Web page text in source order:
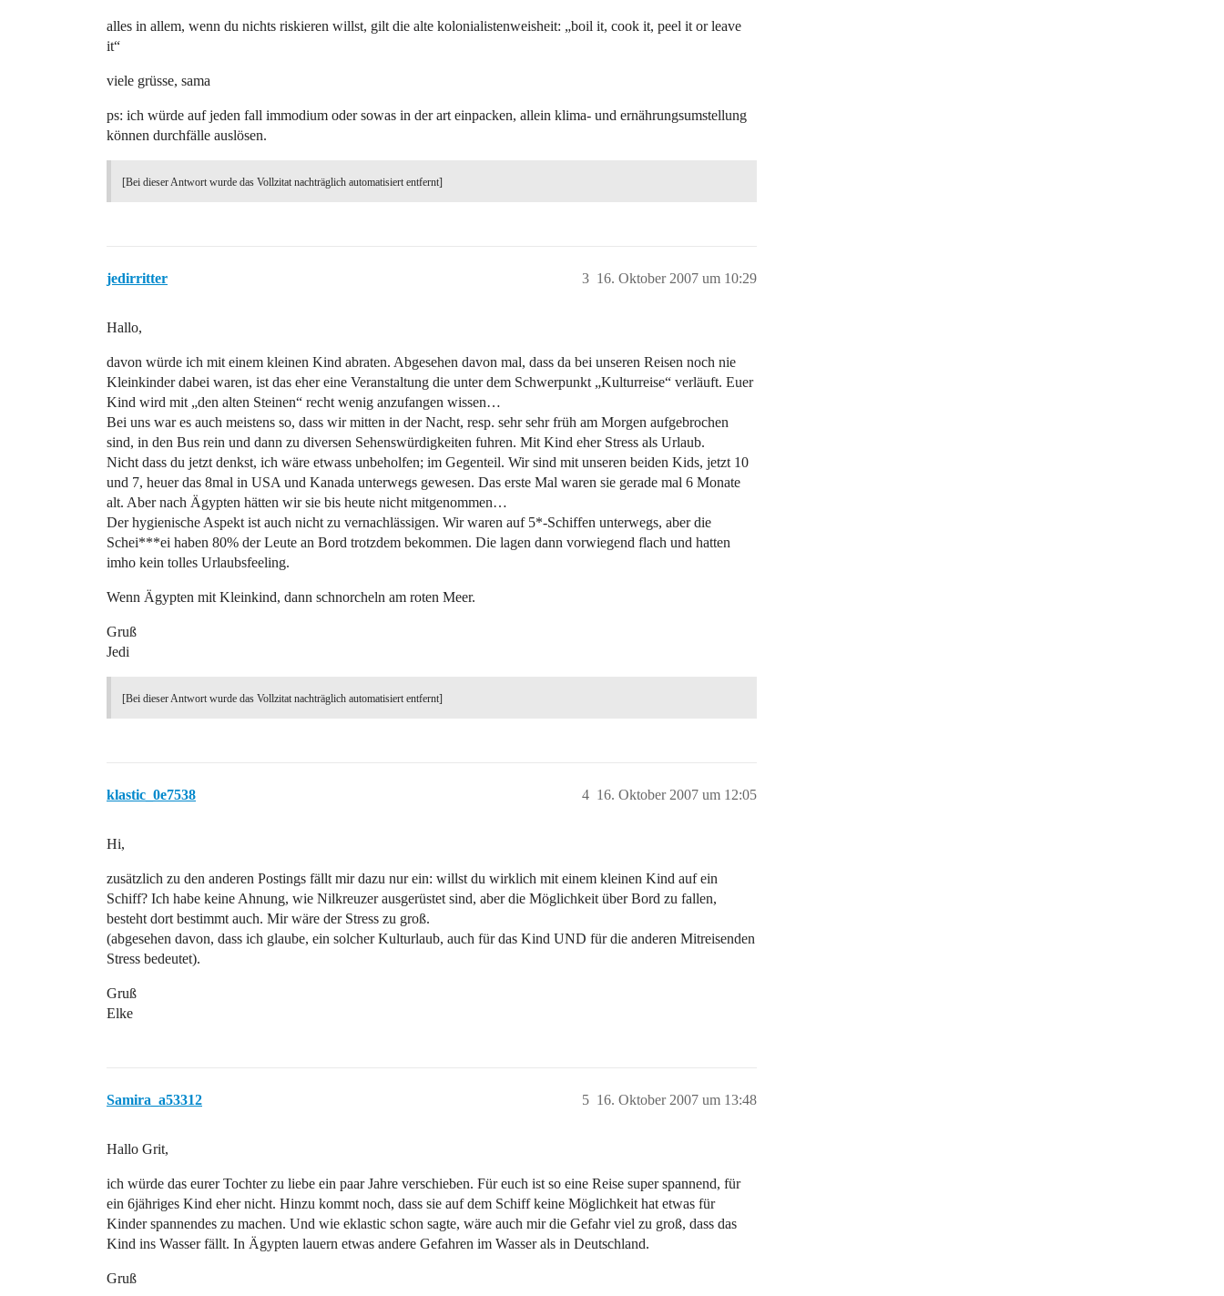
alles in allem, wenn du nichts riskieren willst, gilt die alte kolonialistenweisheit: „boil it, cook it, peel it or leave
it“
viele grüsse, sama
ps: ich würde auf jeden fall immodium oder sowas in der art einpacken, allein klima- und ernährungsumstellung
können durchfälle auslösen.
[Bei dieser Antwort wurde das Vollzitat nachträglich automatisiert entfernt]
jedirritter 16. Oktober 2007 um 10:29
3
Hallo,
davon würde ich mit einem kleinen Kind abraten. Abgesehen davon mal, dass da bei unseren Reisen noch nie
Kleinkinder dabei waren, ist das eher eine Veranstaltung die unter dem Schwerpunkt „Kulturreise“ verläuft. Euer
Kind wird mit „den alten Steinen“ recht wenig anzufangen wissen…
Bei uns war es auch meistens so, dass wir mitten in der Nacht, resp. sehr sehr früh am Morgen aufgebrochen
sind, in den Bus rein und dann zu diversen Sehenswürdigkeiten fuhren. Mit Kind eher Stress als Urlaub.
Nicht dass du jetzt denkst, ich wäre etwass unbeholfen; im Gegenteil. Wir sind mit unseren beiden Kids, jetzt 10
und 7, heuer das 8mal in USA und Kanada unterwegs gewesen. Das erste Mal waren sie gerade mal 6 Monate
alt. Aber nach Ägypten hätten wir sie bis heute nicht mitgenommen…
Der hygienische Aspekt ist auch nicht zu vernachlässigen. Wir waren auf 5*-Schiffen unterwegs, aber die
Schei***ei haben 80% der Leute an Bord trotzdem bekommen. Die lagen dann vorwiegend flach und hatten
imho kein tolles Urlaubsfeeling.
Wenn Ägypten mit Kleinkind, dann schnorcheln am roten Meer.
Gruß
Jedi
[Bei dieser Antwort wurde das Vollzitat nachträglich automatisiert entfernt]
klastic_0e7538 16. Oktober 2007 um 12:05
4
Hi,
zusätzlich zu den anderen Postings fällt mir dazu nur ein: willst du wirklich mit einem kleinen Kind auf ein
Schiff? Ich habe keine Ahnung, wie Nilkreuzer ausgerüstet sind, aber die Möglichkeit über Bord zu fallen,
besteht dort bestimmt auch. Mir wäre der Stress zu groß.
(abgesehen davon, dass ich glaube, ein solcher Kulturlaub, auch für das Kind UND für die anderen Mitreisenden
Stress bedeutet).
Gruß
Elke
Samira_a53312 16. Oktober 2007 um 13:48
5
Hallo Grit,
ich würde das eurer Tochter zu liebe ein paar Jahre verschieben. Für euch ist so eine Reise super spannend, für
ein 6jähriges Kind eher nicht. Hinzu kommt noch, dass sie auf dem Schiff keine Möglichkeit hat etwas für
Kinder spannendes zu machen. Und wie eklastic schon sagte, wäre auch mir die Gefahr viel zu groß, dass das
Kind ins Wasser fällt. In Ägypten lauern etwas andere Gefahren im Wasser als in Deutschland.
Gruß